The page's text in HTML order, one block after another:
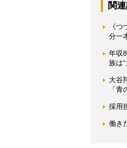
関
《
分一
年収
族は
大谷
「
採用
働き